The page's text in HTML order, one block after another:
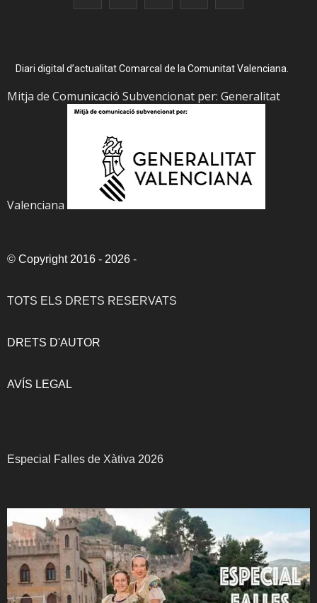
Diari digital d’actualitat Comarcal de la Comunitat Valenciana.
Mitja de Comunicació Subvencionat per: Generalitat
Valenciana
© Copyright 2016 - 2026 -
TOTS ELS DRETS RESERVATS
DRETS D'AUTOR
AVÍS LEGAL
Especial Falles de Xàtiva 2026